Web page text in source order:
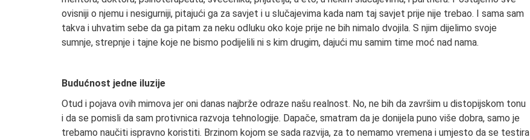
ovisniji o njemu i nesigurniji, pitajući ga za savjet i u slučajevima kada nam taj savjet prije nije trebao. I sama sam
takva i uhvatim sebe da ga pitam za neku odluku oko koje prije ne bih nimalo dvojila. S njim dijelimo svoje
sumnje, strepnje i tajne koje ne bismo podijelili ni s kim drugim, dajući mu samim time moć nad nama.
Budućnost jedne iluzije
Otud i pojava ovih mimova jer oni danas najbrže odraze našu realnost. No, ne bih da završim u distopijskom tonu
i da se pomisli da sam protivnica razvoja tehnologije. Dapače, smatram da je donijela puno više dobra, samo je
trebamo naučiti ispravno koristiti. Brzinom kojom se sada razvija, za to nemamo vremena i umjesto da se testira